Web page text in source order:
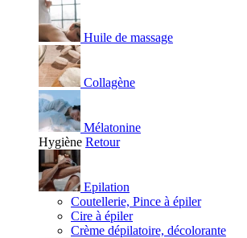
Huile de massage
Collagène
Mélatonine
Hygiène Retour
Epilation
Coutellerie, Pince à épiler
Cire à épiler
Crème dépilatoire, décolorante